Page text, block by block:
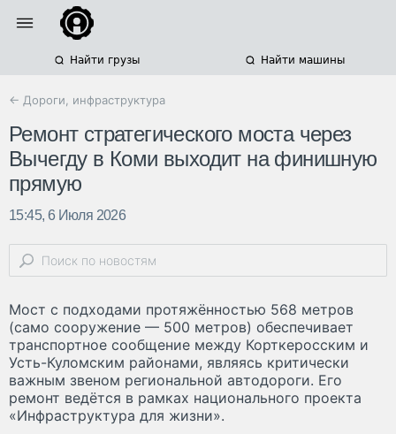
Найти грузы Найти машины
← Дороги, инфраструктура
Ремонт стратегического моста через
Вычегду в Коми выходит на финишную
прямую
15:45, 6 Июля 2026
Мост с подходами протяжённостью 568 метров
(само сооружение — 500 метров) обеспечивает
транспортное сообщение между Корткеросским и
Усть-Куломским районами, являясь критически
важным звеном региональной автодороги. Его
ремонт ведётся в рамках национального проекта
«Инфраструктура для жизни».